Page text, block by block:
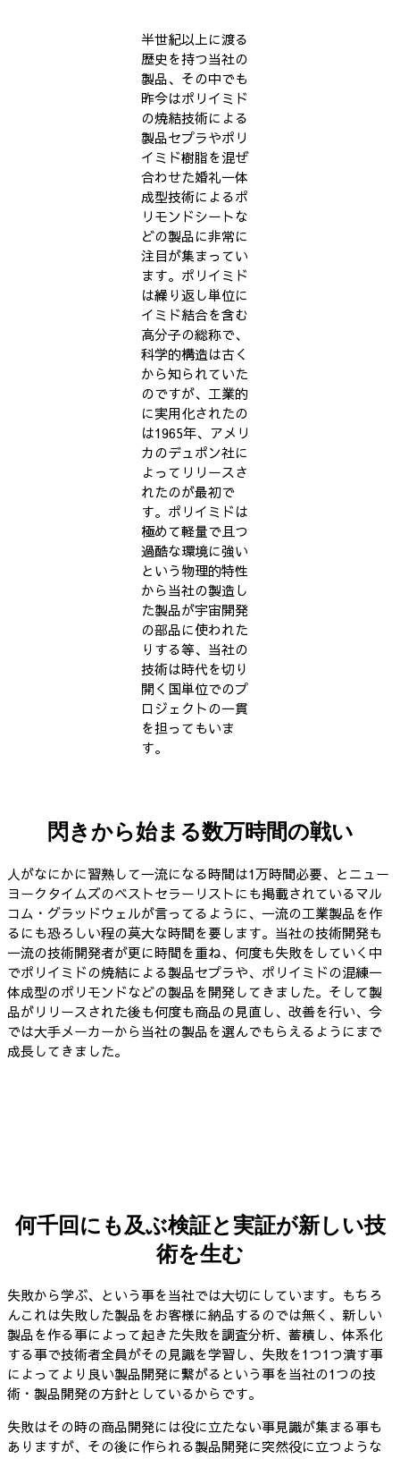
半世紀以上に渡る
歴史を持つ当社の
製品、その中でも
昨今はポリイミド
の焼結技術による
製品セプラやポリ
イミド樹脂を混ぜ
合わせた婚礼一体
成型技術によるポ
リモンドシートな
どの製品に非常に
注目が集まってい
ます。ポリイミド
は繰り返し単位に
イミド結合を含む
高分子の総称で、
科学的構造は古く
から知られていた
のですが、工業的
に実用化されたの
は1965年、アメリ
カのデュポン社に
よってリリースさ
れたのが最初で
す。ポリイミドは
極めて軽量で且つ
過酷な環境に強い
という物理的特性
から当社の製造し
た製品が宇宙開発
の部品に使われた
りする等、当社の
技術は時代を切り
開く国単位でのプ
ロジェクトの一貫
を担ってもいま
す。
閃きから始まる数万時間の戦い
人がなにかに習熟して一流になる時間は1万時間必要、とニュー
ヨークタイムズのベストセラーリストにも掲載されているマル
コム・グラッドウェルが言ってるように、一流の工業製品を作
るにも恐ろしい程の莫大な時間を要します。当社の技術開発も
一流の技術開発者が更に時間を重ね、何度も失敗をしていく中
でポリイミドの焼結による製品セプラや、ポリイミドの混練一
体成型のポリモンドなどの製品を開発してきました。そして製
品がリリースされた後も何度も商品の見直し、改善を行い、今
では大手メーカーから当社の製品を選んでもらえるようにまで
成長してきました。
何千回にも及ぶ検証と実証が新しい技
術を生む
失敗から学ぶ、という事を当社では大切にしています。もちろ
んこれは失敗した製品をお客様に納品するのでは無く、新しい
製品を作る事によって起きた失敗を調査分析、蓄積し、体系化
する事で技術者全員がその見識を学習し、失敗を1つ1つ潰す事
によってより良い製品開発に繋がるという事を当社の1つの技
術・製品開発の方針としているからです。
失敗はその時の商品開発には役に立たない事見識が集まる事も
ありますが、その後に作られる製品開発に突然役に立つような